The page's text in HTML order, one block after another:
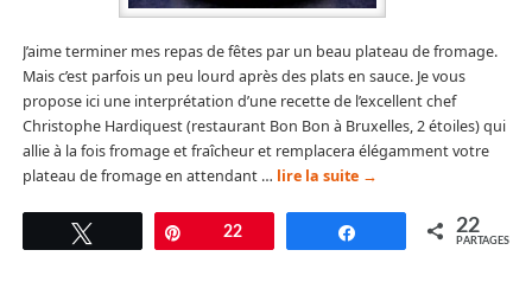
J’aime terminer mes repas de fêtes par un beau plateau de fromage.
Mais c’est parfois un peu lourd après des plats en sauce. Je vous
propose ici une interprétation d’une recette de l’excellent chef
Christophe Hardiquest (restaurant Bon Bon à Bruxelles, 2 étoiles) qui
allie à la fois fromage et fraîcheur et remplacera élégamment votre
plateau de fromage en attendant … lire la suite →
Tweetez Épingle
22 Partagez 22
PARTAGES